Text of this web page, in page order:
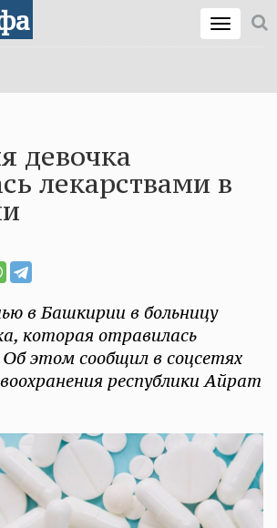
девочка
лекарствами в
в Башкирии в больницу
которая отравилась
этом сообщил в соцсетях
республики Айрат